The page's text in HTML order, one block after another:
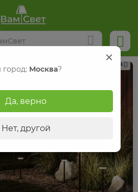
Реклама
Москва?
Да, верно
Нет, другой